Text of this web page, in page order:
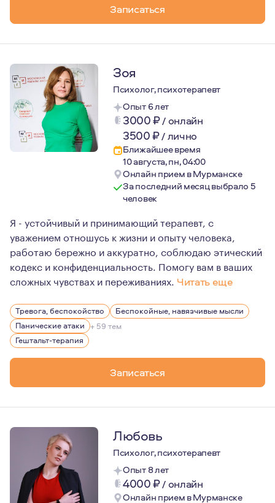
- дети - это отражение родителей;
В перинатальную тему я пришла из своего личного
Записаться
Зоя
Психолог, психотерапевт
Опыт 6 лет
3000₽/ онлайн
3500₽/лично
Ближайшее время
10 августа, пн, 04:00
Онлайн прием в Мурманске
За последний месяц выбрало 5
человек
Я - устойчивый и принимающий терапевт, с
уважением отношусь к жизни и опыту человека,
работаю бережно и аккуратно, соблюдаю этический
кодекс и конфиденциальность. Помогу вам в ваших
сложных чувствах и переживаниях. Читать еще
У меня разнообразный опыт личной и
Мне очень близка идея, что человек, если ему не
И в каждый момент времени человек делает лучший
Однако часто человек теряет свою свободу
И появляется такой внутренний хор голосов. И за
Тревога, беспокойство
Беспокойные, навязчивые мысли
Панические атаки + 59 тем
Гештальт-терапия
Записаться
Любовь
Психолог, психотерапевт
Опыт 8 лет
4000₽/ онлайн
Онлайн прием в Мурманске